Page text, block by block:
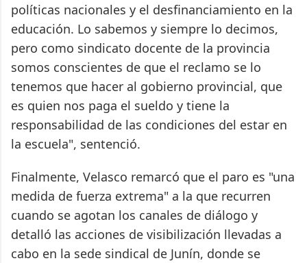
políticas nacionales y el desfinanciamiento en la
educación. Lo sabemos y siempre lo decimos,
pero como sindicato docente de la provincia
somos conscientes de que el reclamo se lo
tenemos que hacer al gobierno provincial, que
es quien nos paga el sueldo y tiene la
responsabilidad de las condiciones del estar en
la escuela", sentenció.
Finalmente, Velasco remarcó que el paro es "una
medida de fuerza extrema" a la que recurren
cuando se agotan los canales de diálogo y
detalló las acciones de visibilización llevadas a
cabo en la sede sindical de Junín, donde se